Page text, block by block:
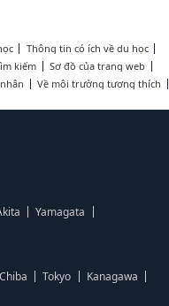
Thông tin có ích về du học
kiếm
Sơ đồ của trang web
Về môi trường tương thích
Yamagata
Chiba Tokyo
Kanagawa